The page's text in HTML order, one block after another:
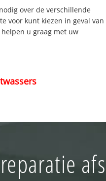
over de verschillende
voor kunt kiezen in geval van
helpen u graag met uw